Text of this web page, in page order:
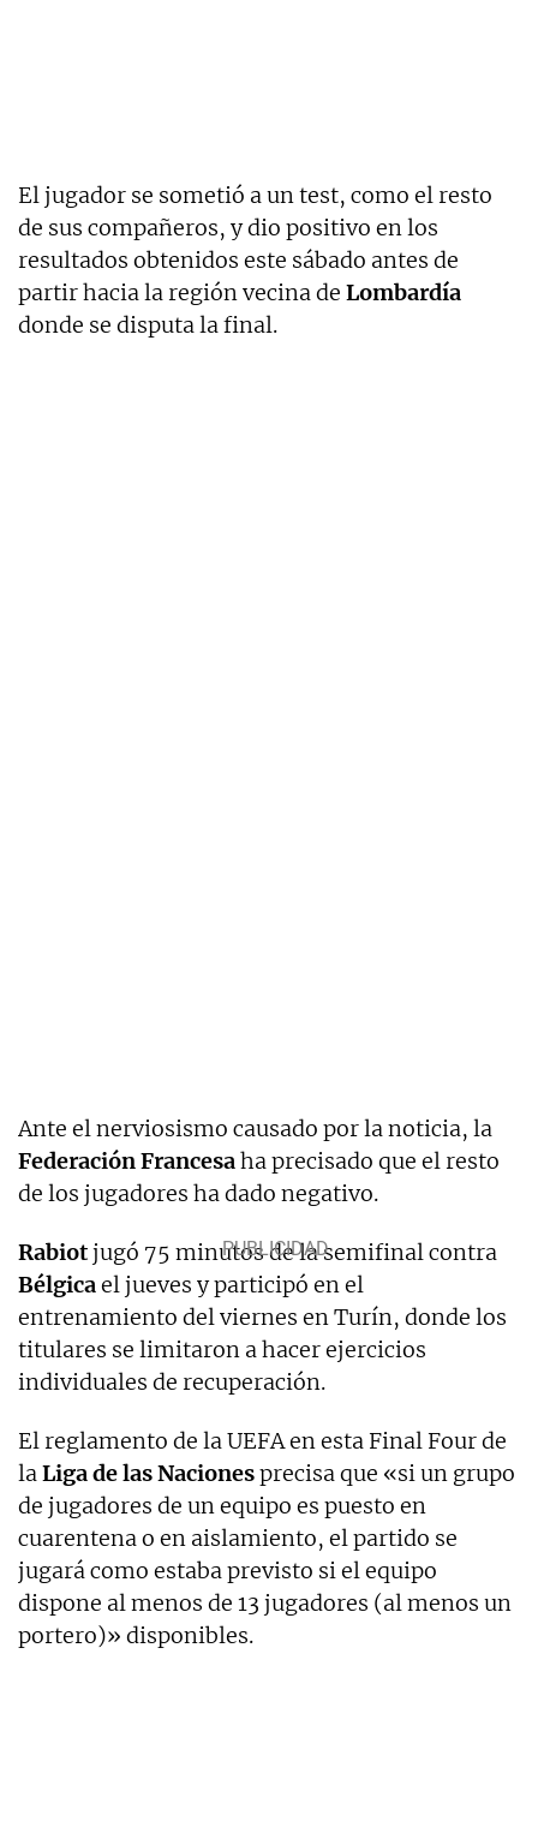
El jugador se sometió a un test, como el resto
de sus compañeros, y dio positivo en los
resultados obtenidos este sábado antes de
partir hacia la región vecina de Lombardía
donde se disputa la final.
Ante el nerviosismo causado por la noticia, la
Federación Francesaha precisado que el resto
de los jugadores ha dado negativo.
Rabiotjugó 75 minutos de la semifinal contra
Bélgicael jueves y participó en el
entrenamiento del viernes en Turín, donde los
titulares se limitaron a hacer ejercicios
individuales de recuperación.
El reglamento de la UEFA en esta Final Four de
laLiga de las Nacionesprecisa que «si un grupo
de jugadores de un equipo es puesto en
cuarentena o en aislamiento, el partido se
jugará como estaba previsto si el equipo
dispone al menos de 13 jugadores (al menos un
portero)» disponibles.